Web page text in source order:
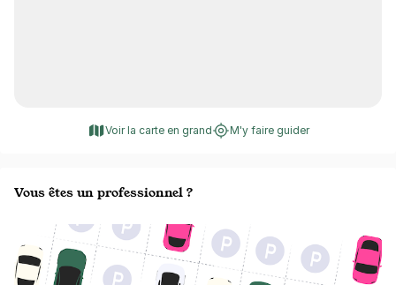
Voir la carte en grand M'y faire guider
Vous êtes un professionnel ?